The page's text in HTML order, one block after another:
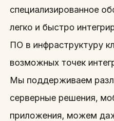
специализированное
легко и быстро
ПО в инфраструктуру
возможных точек
Мы поддерживаем
серверные решения,
приложения, можем